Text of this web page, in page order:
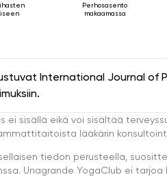
Perhosasento
makaamassa
International Journal of
ei sisällä eikä voi sisältää
lääkärin
tiedon perusteella,
Unagrande YogaClub ei